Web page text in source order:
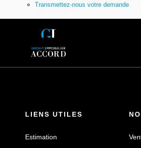
Transmettez-nous votre demande
LIENS UTILES
Estimation